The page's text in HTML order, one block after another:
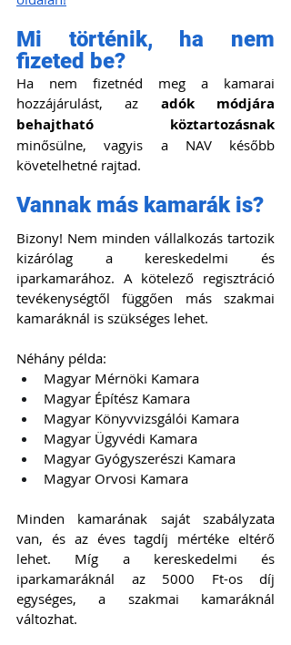
Mi történik, ha nem
fizeted be?
Ha nem fizetnéd meg a kamarai
hozzájárulást, az adók módjára
behajtható köztartozásnak
minősülne, vagyis a NAV később
követelhetné rajtad.
Vannak más kamarák is?
Bizony! Nem minden vállalkozás tartozik
kizárólag a kereskedelmi és
iparkamarához. A kötelező regisztráció
tevékenységtől függően más szakmai
kamaráknál is szükséges lehet.
Néhány példa:
Magyar Mérnöki Kamara
Magyar Építész Kamara
Magyar Könyvvizsgálói Kamara
Magyar Ügyvédi Kamara
Magyar Gyógyszerészi Kamara
Magyar Orvosi Kamara
Minden kamarának saját szabályzata
van, és az éves tagdíj mértéke eltérő
lehet. Míg a kereskedelmi és
iparkamaráknál az 5000 Ft-os díj
egységes, a szakmai kamaráknál
változhat.